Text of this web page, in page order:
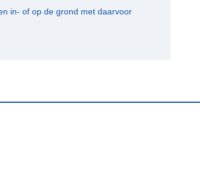
in- of op de grond met daarvoor